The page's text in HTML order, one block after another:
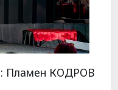
Пламен КОДРОВ